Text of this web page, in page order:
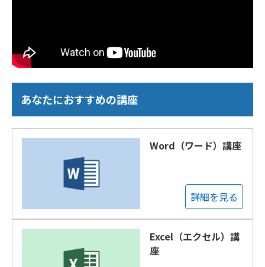
あなたにおすすめの講座
Word（ワード）講座
詳細を見る
Excel（エクセル）講
座